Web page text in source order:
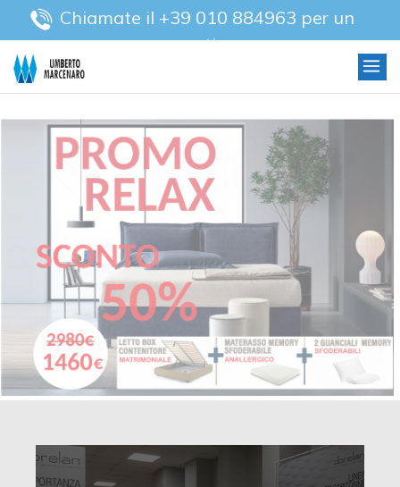
Chiamate il +39 010 884963 per un
preventivo